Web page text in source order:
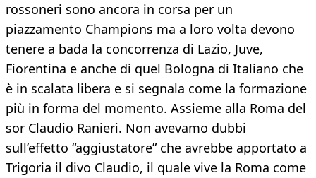
rossoneri sono ancora in corsa per un
piazzamento Champions ma a loro volta devono
tenere a bada la concorrenza di Lazio, Juve,
Fiorentina e anche di quel Bologna di Italiano che
è in scalata libera e si segnala come la formazione
più in forma del momento. Assieme alla Roma del
sor Claudio Ranieri. Non avevamo dubbi
sull’effetto “aggiustatore” che avrebbe apportato a
Trigoria il divo Claudio, il quale vive la Roma come